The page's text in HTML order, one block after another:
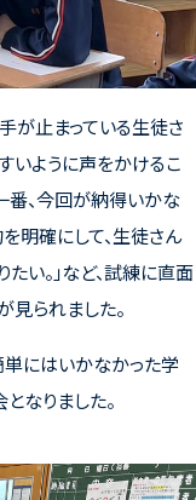
が止まっている生徒さ
いように声をかけるこ
番、今回が納得いかな
を明確にして、生徒さん
い。」など、試練に直面
見られました。
単にはいかなかった学
なりました。